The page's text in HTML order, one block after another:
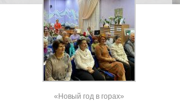
«Новый год в горах»